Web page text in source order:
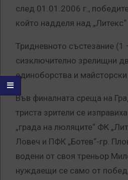
след 01.01.2006 г.,
който надделя над
Тридневното състезание (1
сизключително зрелищни
единоборства и
Във финалната среща на
триста зрители се
„града на люляците“ ФК
Ловеч и ПФК „Ботев“-гр.
водени от своя треньор
нуждаещи се само от